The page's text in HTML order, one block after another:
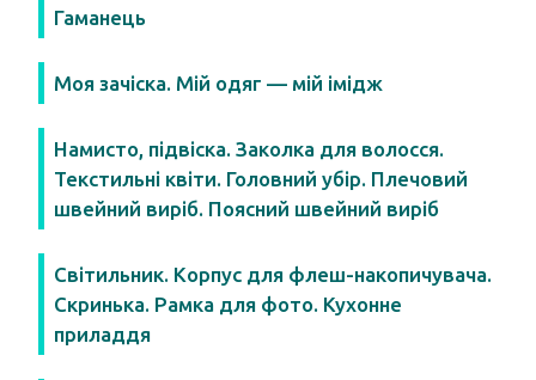
Гаманець
Моя зачіска. Мій одяг — мій імідж
Намисто, підвіска. Заколка для волосся.
Текстильні квіти. Головний убір. Плечовий
швейний виріб. Поясний швейний виріб
Світильник. Корпус для флеш-накопичувача.
Скринька. Рамка для фото. Кухонне
приладдя